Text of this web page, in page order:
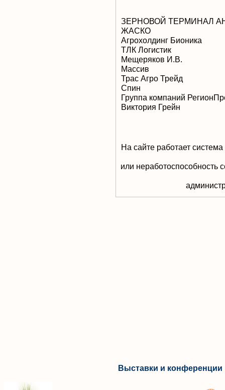
ЗЕРНОВОЙ ТЕРМИНАЛ
ЖАСКО
Агрохолдинг Бионика
ТЛК Логистик
Мещеряков И.В.
Массив
Трас Агро Трейд
Спин
Группа компаний
Виктория Грейн
На сайте работает
или неработоспособность
Выставки и конференции